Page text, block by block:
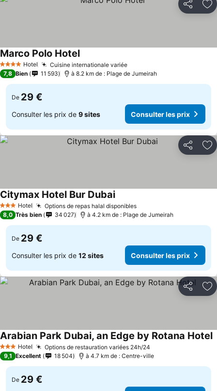
Partager
4 Étoiles Hotel Cuisine internationale variéeConsulter les prix
Marco Polo HotelConsulter les prix
7,8 Bien 11 593 à 8.2 km de : Plage de Jumeirah
De 29 €
Consulter les prix de 9 sites Consulter les prix
Partager
3 ÉtoilesHotel Options de repas halal disponiblesConsulter les prix
Citymax Hotel Bur DubaiConsulter les prix
8,0 Très bien 34 027 à 4.2 km de : Plage de Jumeirah
De 29 €
Consulter les prix de 12 sites Consulter les prix
Partager
3 ÉtoilesHotel Options de restauration variées 24h/24
Arabian Park Dubai, an Edge by Rotana Hotel
9,1 Excellent 18 504 à 4.7 km de : Centre-ville
De 29 €